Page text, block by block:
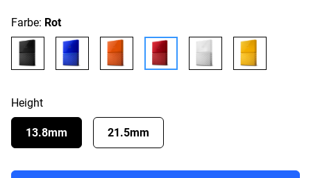
Farbe: Rot
Height
13.8mm 21.5mm